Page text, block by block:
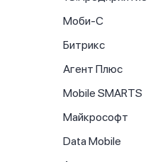
Моби-С
Битрикс
Агент Плюс
Mobile SMARTS
Майкрософт
Data Mobile